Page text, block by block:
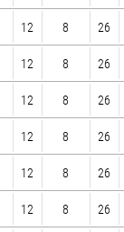
12 8 26
12 8 26
12 8 26
12 8 26
12 8 26
12 8 26